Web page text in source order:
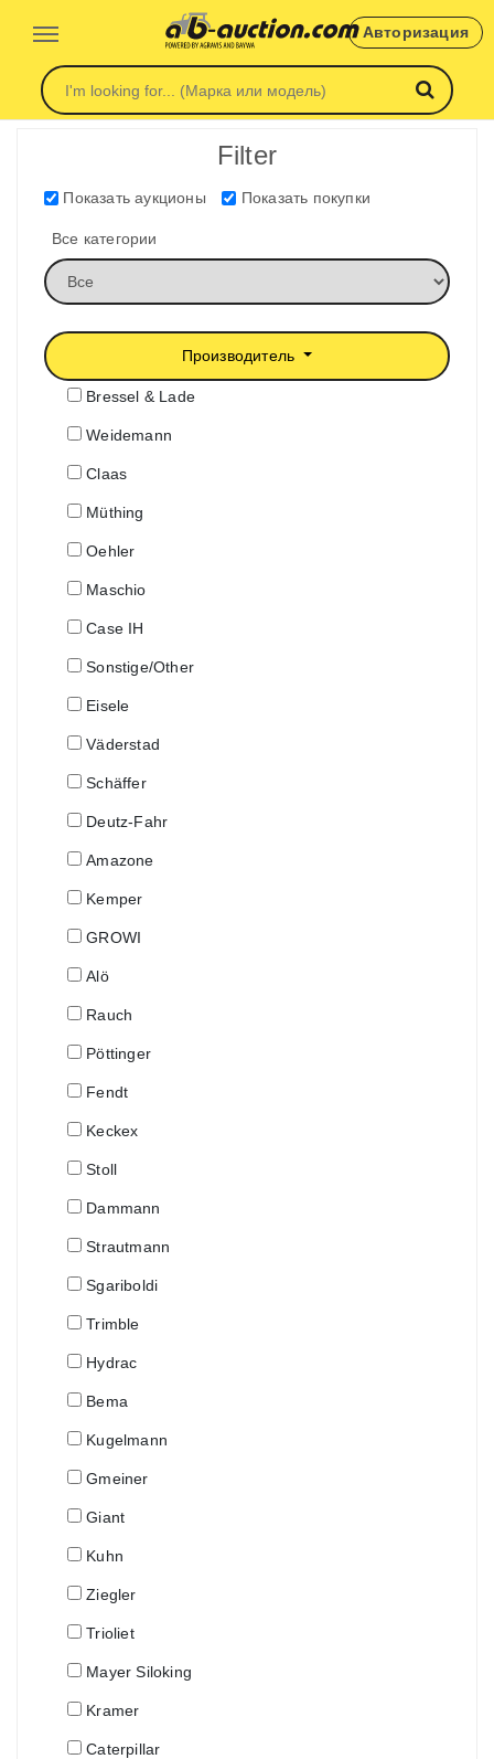
Авторизация
Filter
Показать аукционы Показать покупки
Все категории
Производитель
Bressel & Lade
Weidemann
Claas
Müthing
Oehler
Maschio
Case IH
Sonstige/Other
Eisele
Väderstad
Schäffer
Deutz-Fahr
Amazone
Kemper
GROWI
Alö
Rauch
Pöttinger
Fendt
Keckex
Stoll
Dammann
Strautmann
Sgariboldi
Trimble
Hydrac
Bema
Kugelmann
Gmeiner
Giant
Kuhn
Ziegler
Trioliet
Mayer Siloking
Kramer
Caterpillar